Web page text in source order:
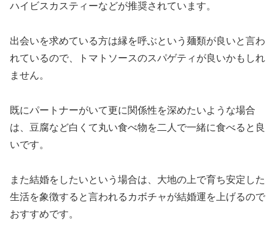
ハイビスカスティーなどが推奨されています。
出会いを求めている方は縁を呼ぶという麺類が良いと言わ
れているので、トマトソースのスパゲティが良いかもしれ
ません。
既にパートナーがいて更に関係性を深めたいような場合
は、豆腐など白くて丸い食べ物を二人で一緒に食べると良
いです。
また結婚をしたいという場合は、大地の上で育ち安定した
生活を象徴すると言われるカボチャが結婚運を上げるので
おすすめです。